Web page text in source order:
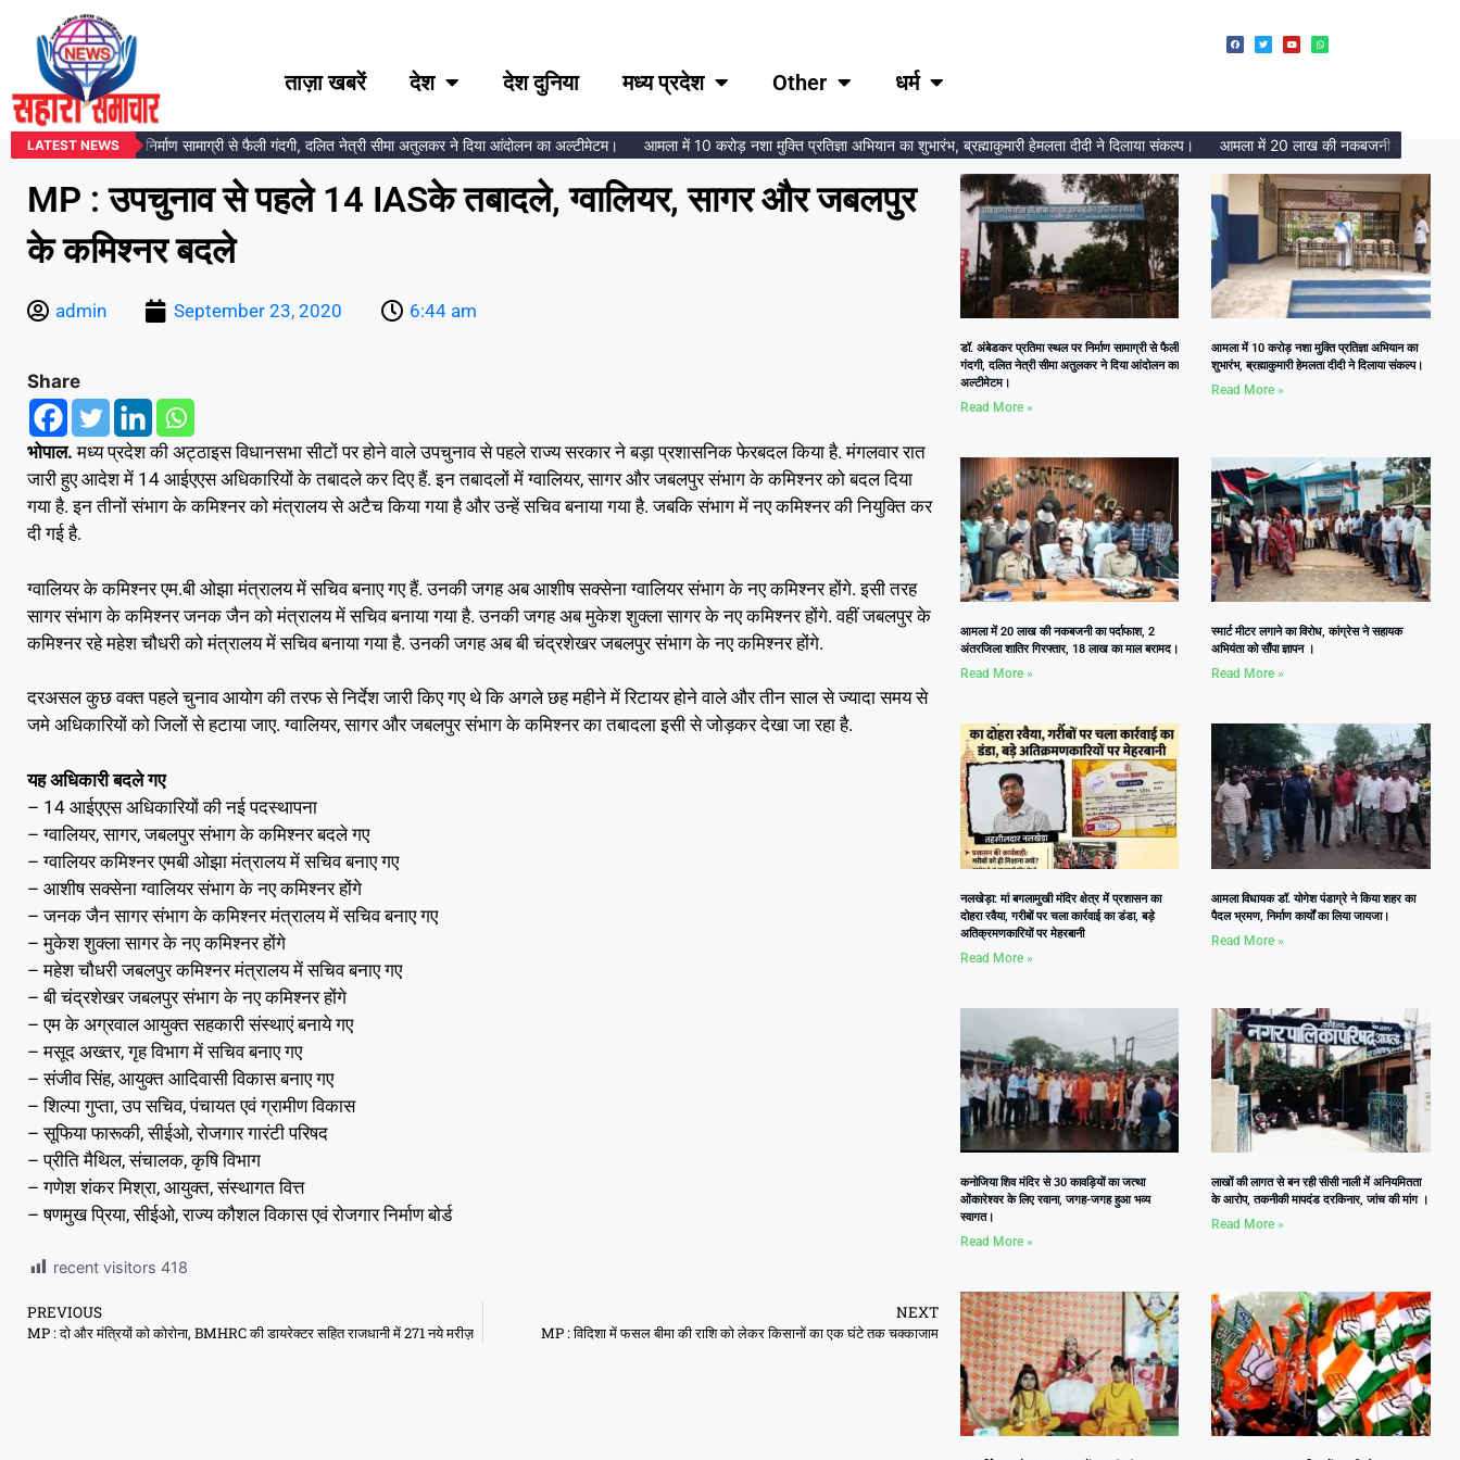
ताज़ा खबरें देश देश दुनिया मध्य प्रदेश Other धर्म
LATEST NEWS
प्रतिमा स्थल पर निर्माण सामाग्री से फैली गंदगी, दलित नेत्री सीमा अतुलकर ने दिया आंदोलन का अल्टीमेटम। आमला में 10 करोड़ नशा मुक्ति प्रतिज्ञा अभियान का शुभारंभ, ब्रह्माकुमारी हेमलता दीदी ने दिलाया संकल्प। आमला में 20 लाख की नकबजनी का पर्दाफाश, 2
MP : उपचुनाव से पहले 14 IASके तबादले, ग्वालियर, सागर और जबलपुर
के कमिश्नर बदले
admin September 23, 2020 6:44 am
Share
भोपाल. मध्य प्रदेश की अट्ठाइस विधानसभा सीटों पर होने वाले उपचुनाव से पहले राज्य सरकार ने बड़ा प्रशासनिक फेरबदल किया है. मंगलवार रात
जारी हुए आदेश में 14 आईएएस अधिकारियों के तबादले कर दिए हैं. इन तबादलों में ग्वालियर, सागर और जबलपुर संभाग के कमिश्नर को बदल दिया
गया है. इन तीनों संभाग के कमिश्नर को मंत्रालय से अटैच किया गया है और उन्हें सचिव बनाया गया है. जबकि संभाग में नए कमिश्नर की नियुक्ति कर
दी गई है.
ग्वालियर के कमिश्नर एम.बी ओझा मंत्रालय में सचिव बनाए गए हैं. उनकी जगह अब आशीष सक्सेना ग्वालियर संभाग के नए कमिश्नर होंगे. इसी तरह
सागर संभाग के कमिश्नर जनक जैन को मंत्रालय में सचिव बनाया गया है. उनकी जगह अब मुकेश शुक्ला सागर के नए कमिश्नर होंगे. वहीं जबलपुर के
कमिश्नर रहे महेश चौधरी को मंत्रालय में सचिव बनाया गया है. उनकी जगह अब बी चंद्रशेखर जबलपुर संभाग के नए कमिश्नर होंगे.
दरअसल कुछ वक्त पहले चुनाव आयोग की तरफ से निर्देश जारी किए गए थे कि अगले छह महीने में रिटायर होने वाले और तीन साल से ज्यादा समय से
जमे अधिकारियों को जिलों से हटाया जाए. ग्वालियर, सागर और जबलपुर संभाग के कमिश्नर का तबादला इसी से जोड़कर देखा जा रहा है.
यह अधिकारी बदले गए
– 14 आईएएस अधिकारियों की नई पदस्थापना
– ग्वालियर, सागर, जबलपुर संभाग के कमिश्नर बदले गए
– ग्वालियर कमिश्नर एमबी ओझा मंत्रालय में सचिव बनाए गए
– आशीष सक्सेना ग्वालियर संभाग के नए कमिश्नर होंगे
– जनक जैन सागर संभाग के कमिश्नर मंत्रालय में सचिव बनाए गए
– मुकेश शुक्ला सागर के नए कमिश्नर होंगे
– महेश चौधरी जबलपुर कमिश्नर मंत्रालय में सचिव बनाए गए
– बी चंद्रशेखर जबलपुर संभाग के नए कमिश्नर होंगे
– एम के अग्रवाल आयुक्त सहकारी संस्थाएं बनाये गए
– मसूद अख्तर, गृह विभाग में सचिव बनाए गए
– संजीव सिंह, आयुक्त आदिवासी विकास बनाए गए
– शिल्पा गुप्ता, उप सचिव, पंचायत एवं ग्रामीण विकास
– सूफिया फारूकी, सीईओ, रोजगार गारंटी परिषद
– प्रीति मैथिल, संचालक, कृषि विभाग
– गणेश शंकर मिश्रा, आयुक्त, संस्थागत वित्त
– षणमुख प्रिया, सीईओ, राज्य कौशल विकास एवं रोजगार निर्माण बोर्ड
recent visitors 418
PREVIOUS
MP : दो और मंत्रियों को कोरोना, BMHRC की डायरेक्टर सहित राजधानी में 271 नये मरीज़
NEXT
MP : विदिशा में फसल बीमा की राशि काे लेकर किसानाें का एक घंटे तक चक्काजाम
डॉ. अंबेडकर प्रतिमा स्थल पर निर्माण सामाग्री से फैली
गंदगी, दलित नेत्री सीमा अतुलकर ने दिया आंदोलन का
अल्टीमेटम।
Read More »
आमला में 10 करोड़ नशा मुक्ति प्रतिज्ञा अभियान का
शुभारंभ, ब्रह्माकुमारी हेमलता दीदी ने दिलाया संकल्प।
Read More »
आमला में 20 लाख की नकबजनी का पर्दाफाश, 2
अंतरजिला शातिर गिरफ्तार, 18 लाख का माल बरामद।
Read More »
स्मार्ट मीटर लगाने का विरोध, कांग्रेस ने सहायक
अभियंता को सौंपा ज्ञापन ।
Read More »
नलखेड़ा: मां बगलामुखी मंदिर क्षेत्र में प्रशासन का
दोहरा रवैया, गरीबों पर चला कार्रवाई का डंडा, बड़े
अतिक्रमणकारियों पर मेहरबानी
Read More »
आमला विधायक डॉ. योगेश पंडाग्रे ने किया शहर का
पैदल भ्रमण, निर्माण कार्यों का लिया जायजा।
Read More »
कनोजिया शिव मंदिर से 30 कावड़ियों का जत्था
ओंकारेश्वर के लिए रवाना, जगह-जगह हुआ भव्य
स्वागत।
Read More »
लाखों की लागत से बन रही सीसी नाली में अनियमितता
के आरोप, तकनीकी मापदंड दरकिनार, जांच की मांग ।
Read More »